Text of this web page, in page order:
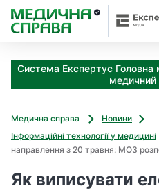
Система Експертус Головна
медичний
Медична справа
Новини
Інформаційні технології у медицині
направлення з 20 травня: МОЗ
Як виписувати
З
а
к
з
о
д
м
о